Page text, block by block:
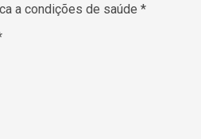
a condições de saúde*